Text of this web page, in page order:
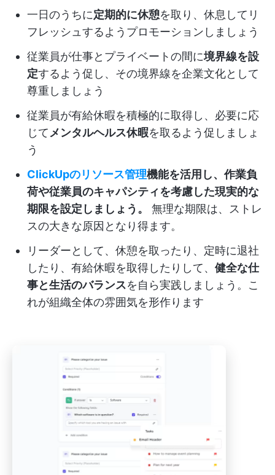
一日のうちに定期的に休憩を取り、休息してリ
フレッシュするようプロモーションしましょう
従業員が仕事とプライベートの間に境界線を設
定するよう促し、その境界線を企業文化として
尊重しましょう
従業員が有給休暇を積極的に取得し、必要に応
じて メンタルヘルス休暇を取るよう促しましょ
う
ClickUpのリソース管理機能を活用し、作業負
荷や従業員のキャパシティを考慮した現実的な
期限を設定しましょう。
無理な期限は、ストレ
スの大きな原因となり得ます。
リーダーとして、休憩を取ったり、定時に退社
したり、有給休暇を取得したりして、 健全な仕
事と生活のバランスを自ら実践しましょう。こ
れが組織全体の雰囲気を形作ります